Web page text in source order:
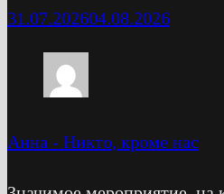
31.07.202604.08.2026
Анна - Никто, кроме нас